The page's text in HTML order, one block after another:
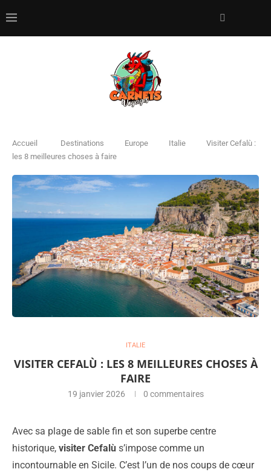
Accueil Destinations Europe Italie
Visiter Cefalù :
les 8 meilleures choses à faire
ITALIE
VISITER CEFALÙ : LES 8 MEILLEURES CHOSES À
FAIRE
19 janvier 2026 0 commentaires
Avec sa plage de sable fin et son superbe centre
historique, visiter Cefalù s’impose comme un
incontournable en Sicile. C’est l’un de nos coups de cœur